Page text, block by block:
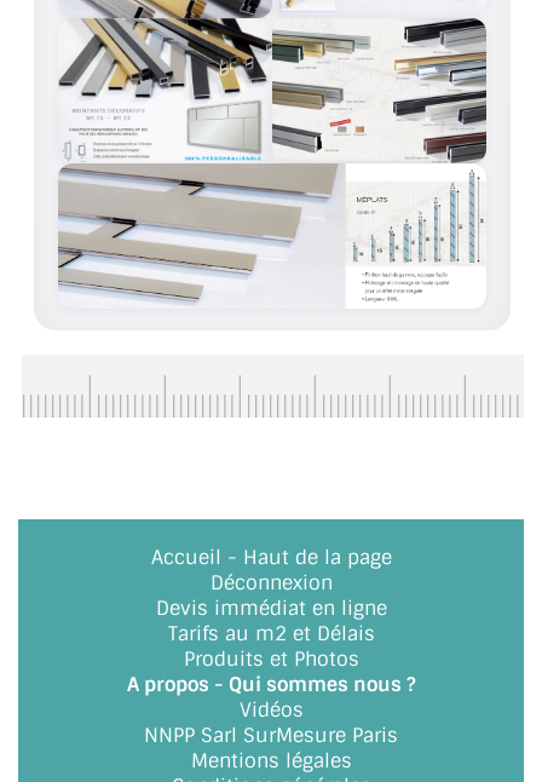
ACCESSOIRES EN PROMOTIONS
EXEMPLES, RÉALISATIONS, INSPIRATIONS
NUANCIER RAL
COMMENT COUPER DU VERRE ?
CONSEILS / AIDE
COMPTE PRO
NOUS TROUVER - BUC 78
NOUS CONTACTER
Accueil - Haut de la page
Déconnexion
Devis immédiat en ligne
Tarifs au m2 et Délais
Produits et Photos
A propos - Qui sommes nous ?
Vidéos
NNPP Sarl SurMesure Paris
Mentions légales